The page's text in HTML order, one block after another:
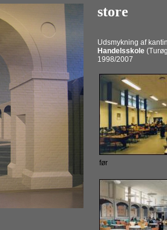
store
Udsmykning af
Handelsskole
1998/2007
før